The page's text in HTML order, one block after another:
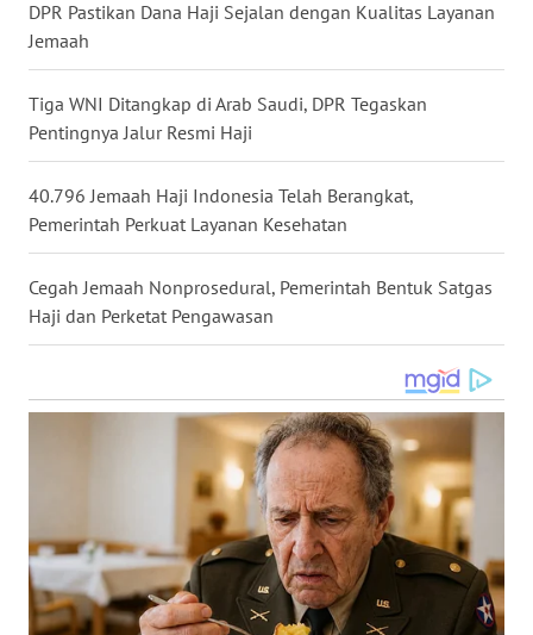
DPR Pastikan Dana Haji Sejalan dengan Kualitas Layanan
Jemaah
Tiga WNI Ditangkap di Arab Saudi, DPR Tegaskan
Pentingnya Jalur Resmi Haji
40.796 Jemaah Haji Indonesia Telah Berangkat,
Pemerintah Perkuat Layanan Kesehatan
Cegah Jemaah Nonprosedural, Pemerintah Bentuk Satgas
Haji dan Perketat Pengawasan
WN
NUSANTARA
WN
JOGJA
WN
JATIM
WN
BALI
KALBAR
WN
KALTARA